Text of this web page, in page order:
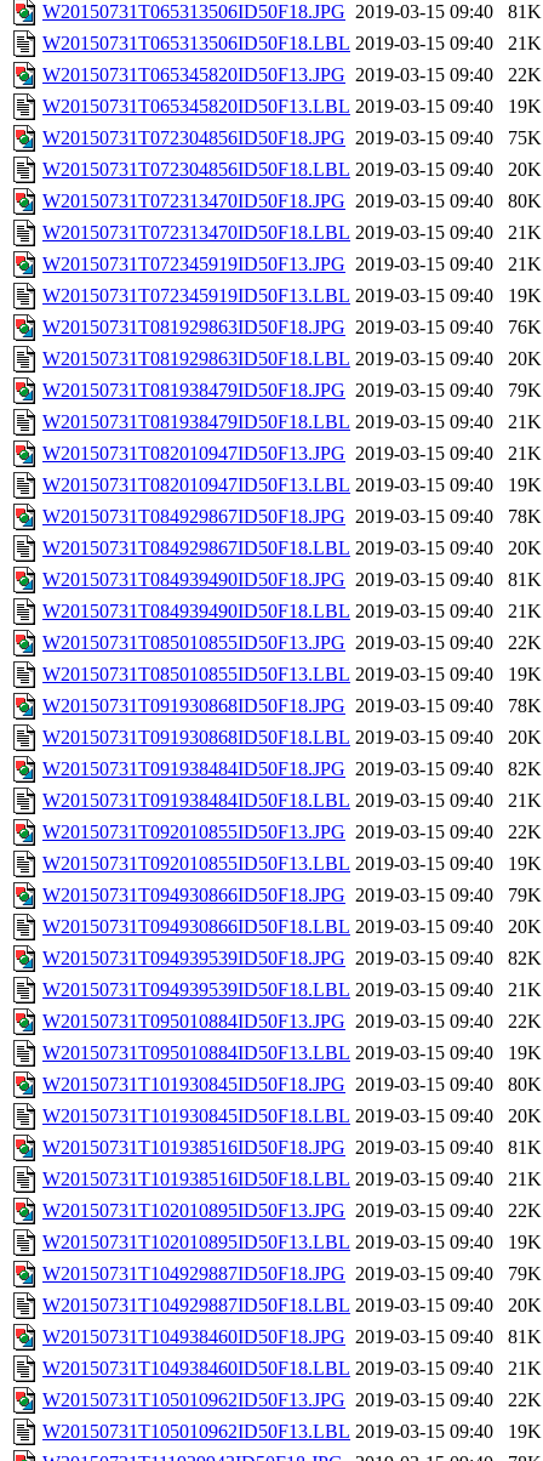
W20150731T065313506ID50F18.JPG 2019-03-15 09:40
81K
W20150731T065313506ID50F18.LBL 2019-03-15 09:40
21K
W20150731T065345820ID50F13.JPG 2019-03-15 09:40
22K
W20150731T065345820ID50F13.LBL 2019-03-15 09:40
19K
W20150731T072304856ID50F18.JPG 2019-03-15 09:40
75K
W20150731T072304856ID50F18.LBL 2019-03-15 09:40
20K
W20150731T072313470ID50F18.JPG 2019-03-15 09:40
80K
W20150731T072313470ID50F18.LBL 2019-03-15 09:40
21K
W20150731T072345919ID50F13.JPG 2019-03-15 09:40
21K
W20150731T072345919ID50F13.LBL 2019-03-15 09:40
19K
W20150731T081929863ID50F18.JPG 2019-03-15 09:40
76K
W20150731T081929863ID50F18.LBL 2019-03-15 09:40
20K
W20150731T081938479ID50F18.JPG 2019-03-15 09:40
79K
W20150731T081938479ID50F18.LBL 2019-03-15 09:40
21K
W20150731T082010947ID50F13.JPG 2019-03-15 09:40
21K
W20150731T082010947ID50F13.LBL 2019-03-15 09:40
19K
W20150731T084929867ID50F18.JPG 2019-03-15 09:40
78K
W20150731T084929867ID50F18.LBL 2019-03-15 09:40
20K
W20150731T084939490ID50F18.JPG 2019-03-15 09:40
81K
W20150731T084939490ID50F18.LBL 2019-03-15 09:40
21K
W20150731T085010855ID50F13.JPG 2019-03-15 09:40
22K
W20150731T085010855ID50F13.LBL 2019-03-15 09:40
19K
W20150731T091930868ID50F18.JPG 2019-03-15 09:40
78K
W20150731T091930868ID50F18.LBL 2019-03-15 09:40
20K
W20150731T091938484ID50F18.JPG 2019-03-15 09:40
82K
W20150731T091938484ID50F18.LBL 2019-03-15 09:40
21K
W20150731T092010855ID50F13.JPG 2019-03-15 09:40
22K
W20150731T092010855ID50F13.LBL 2019-03-15 09:40
19K
W20150731T094930866ID50F18.JPG 2019-03-15 09:40
79K
W20150731T094930866ID50F18.LBL 2019-03-15 09:40
20K
W20150731T094939539ID50F18.JPG 2019-03-15 09:40
82K
W20150731T094939539ID50F18.LBL 2019-03-15 09:40
21K
W20150731T095010884ID50F13.JPG 2019-03-15 09:40
22K
W20150731T095010884ID50F13.LBL 2019-03-15 09:40
19K
W20150731T101930845ID50F18.JPG 2019-03-15 09:40
80K
W20150731T101930845ID50F18.LBL 2019-03-15 09:40
20K
W20150731T101938516ID50F18.JPG 2019-03-15 09:40
81K
W20150731T101938516ID50F18.LBL 2019-03-15 09:40
21K
W20150731T102010895ID50F13.JPG 2019-03-15 09:40
22K
W20150731T102010895ID50F13.LBL 2019-03-15 09:40
19K
W20150731T104929887ID50F18.JPG 2019-03-15 09:40
79K
W20150731T104929887ID50F18.LBL 2019-03-15 09:40
20K
W20150731T104938460ID50F18.JPG 2019-03-15 09:40
81K
W20150731T104938460ID50F18.LBL 2019-03-15 09:40
21K
W20150731T105010962ID50F13.JPG 2019-03-15 09:40
22K
W20150731T105010962ID50F13.LBL 2019-03-15 09:40
19K